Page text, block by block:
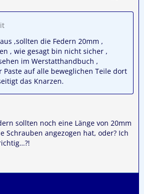
,sollten die Federn 20mm ,
, wie gesagt bin nicht sicher ,
im Werstatthandbuch ,
Paste auf alle beweglichen Teile dort
das Knarzen.
sollten noch eine Länge von 20mm
Schrauben angezogen hat, oder? Ich